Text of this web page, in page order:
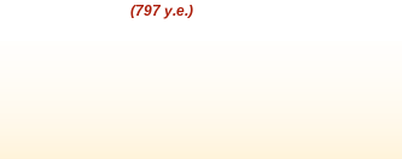
(797 у.е.)